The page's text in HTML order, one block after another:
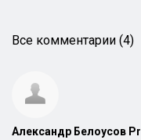
Все комментарии (4)
Александр Белоусов